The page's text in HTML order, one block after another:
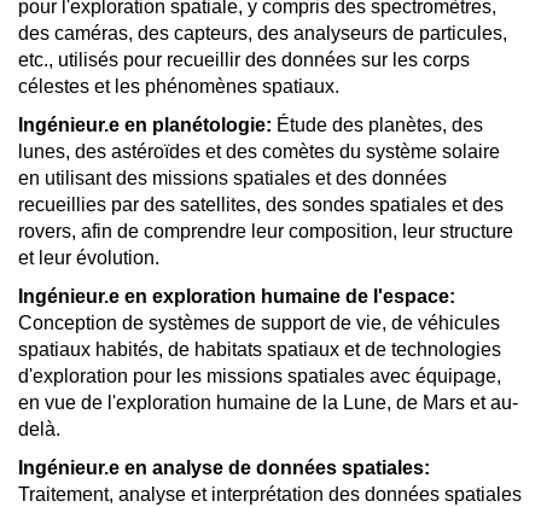
pour l'exploration spatiale, y compris des spectromètres,
des caméras, des capteurs, des analyseurs de particules,
etc., utilisés pour recueillir des données sur les corps
célestes et les phénomènes spatiaux.
Ingénieur.e en planétologie: Étude des planètes, des
lunes, des astéroïdes et des comètes du système solaire
en utilisant des missions spatiales et des données
recueillies par des satellites, des sondes spatiales et des
rovers, afin de comprendre leur composition, leur structure
et leur évolution.
Ingénieur.e en exploration humaine de l'espace:
Conception de systèmes de support de vie, de véhicules
spatiaux habités, de habitats spatiaux et de technologies
d'exploration pour les missions spatiales avec équipage,
en vue de l'exploration humaine de la Lune, de Mars et au-
delà.
Ingénieur.e en analyse de données spatiales:
Traitement, analyse et interprétation des données spatiales